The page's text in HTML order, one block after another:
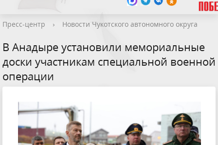
Пресс-центр › Новости Чукотского автономного округа
В Анадыре установили мемориальные
доски участникам специальной военной
операции